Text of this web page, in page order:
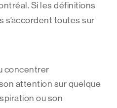
Si les définitions
s’accordent toutes sur
concentrer
attention sur quelque
ou son